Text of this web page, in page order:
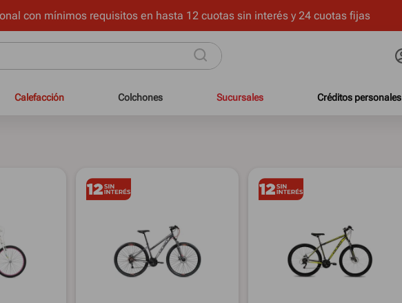
con mínimos requisitos en hasta 12 cuotas sin interés y 24 cuotas fijas
Calefacción Colchones Sucursales Créditos personales